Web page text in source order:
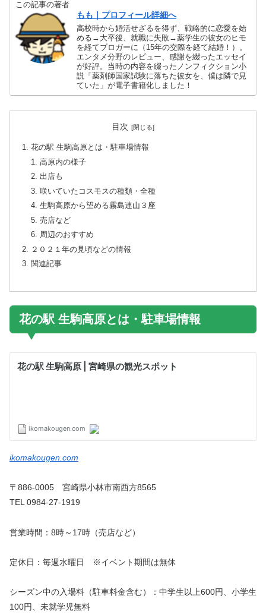
この記事の著者
もも｜プロフィール詳細へ
高校時から婚活せざるを得ず、戦略的に恋愛を始
める→大卒後、就職に失敗→薬学生の彼女のヒモ
を経てブロガーに（15年の交際を経て結婚！）。
エンタメ分野のレビュー、感謝を綴ったエッセイ
が好評。当時の内容を綴ったノンフィクション小
説「薬剤師国家試験に落ちた彼女を、僕は隣で見
ていた」が電子書籍化しました！
目次
花の駅 生駒高原とは・駐車場情報
高原内の様子
出店も
咲いていたコスモスの種類・全種
生駒高原から望める霧島連山３座
売店など
周辺のおすすめ
２０２１年の見頃などの情報
関連記事
花の駅 生駒高原とは・駐車場情報
ikomakougen.com
〒886-0005 宮崎県小林市南西方8565
TEL 0984-27-1919
営業時間：8時～17時（売店など）
定休日：毎週水曜日 ※イベント期間は無休
シーズン中の入場料（駐車料金含む）：中学生以上600円、小学生
100円、未就学児無料